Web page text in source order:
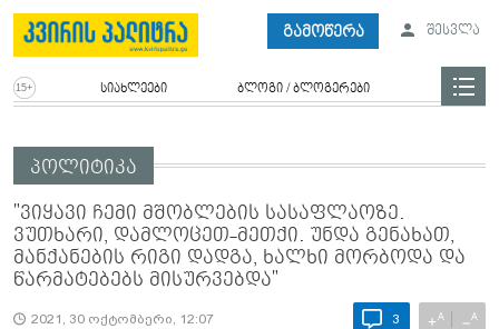
გამოწერა შესვლა
სიახლეები ბლოგი / ბლოგერები
პოლიტიკა
"ვიყავი ჩემი მშობლების სასაფლაოზე.
ვუთხარი, დამლოცეთ-მეთქი. უნდა გენახათ,
მანქანების რიგი დადგა, ხალხი მორბოდა და
წარმატებებს მისურვებდა"
2021, 30 ოქტომბერი, 12:07 3 +A −A